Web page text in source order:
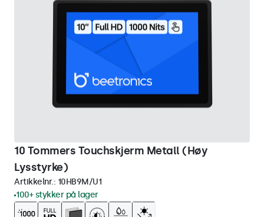
10 Tommers Touchskjerm Metall (Høy
Lysstyrke)
Artikkelnr.: 10HB9M/U1
100+ stykker på lager